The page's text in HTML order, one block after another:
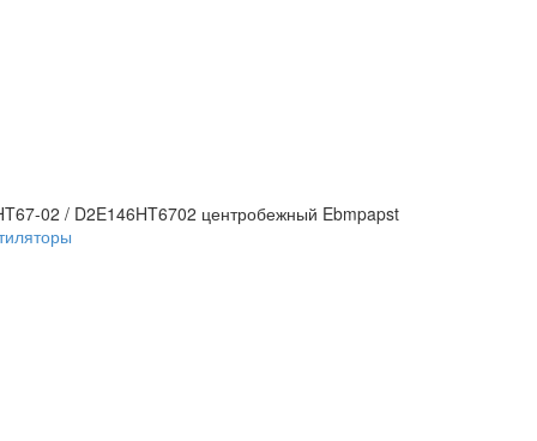
02 / D2E146HT6702 центробежный Ebmpapst